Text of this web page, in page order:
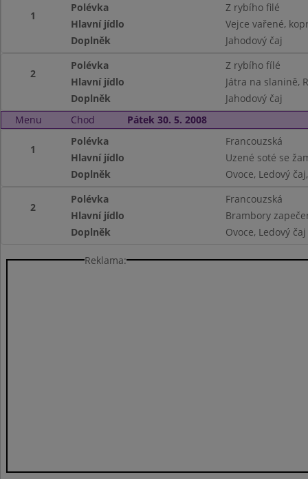
1
Polévka
Z rybího filé
Hlavní jídlo
Vejce vařené,
Doplněk
Jahodový čaj
2
Polévka
Z rybího fílé
Hlavní jídlo
Játra na slanině,
Doplněk
Jahodový čaj
Menu
Chod Pátek 30. 5. 2008
1
Polévka
Francouzská
Hlavní jídlo
Uzené soté se
Doplněk
Ovoce, Ledový
2
Polévka
Francouzská
Hlavní jídlo
Brambory
Doplněk
Ovoce, Ledový čaj
Reklama: